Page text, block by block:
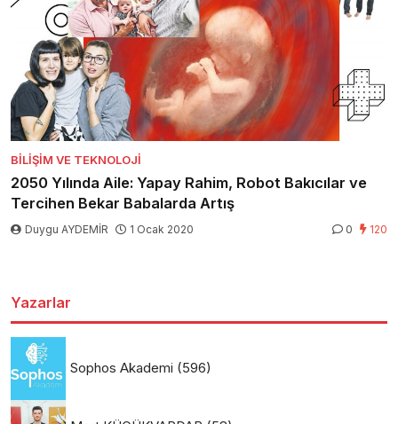
BILIŞIM VE TEKNOLOJI
2050 Yılında Aile: Yapay Rahim, Robot Bakıcılar ve
Tercihen Bekar Babalarda Artış
Duygu AYDEMİR 1 Ocak 2020 0 120
Yazarlar
Sophos Akademi (596)